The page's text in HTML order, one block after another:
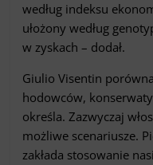
według indeksu
ułożony według
w zyskach – dodał.
Giulio Visentin
hodowców,
określa. Zazwyczaj
możliwe scenariusze.
zakłada stosowanie